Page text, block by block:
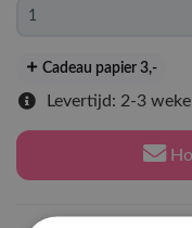
Cadeau papier 3,-
Levertijd: 2-3